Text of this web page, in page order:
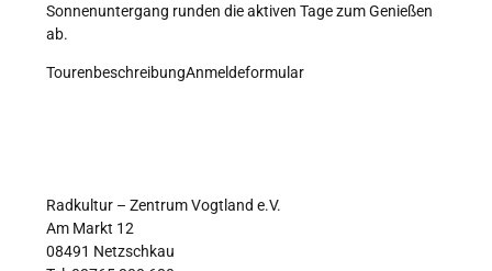
Sonnenuntergang runden die aktiven Tage zum Genießen
ab.
TourenbeschreibungAnmeldeformular
Radkultur – Zentrum Vogtland e.V.
Am Markt 12
08491 Netzschkau